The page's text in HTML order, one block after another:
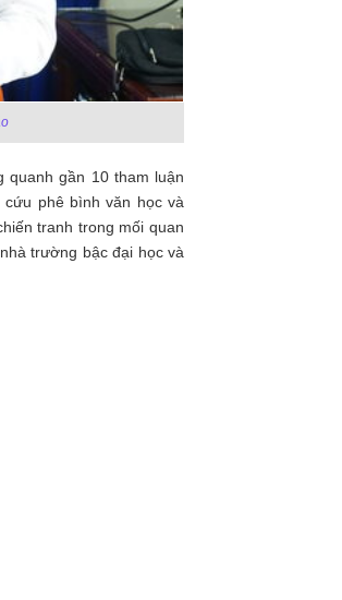
quanh gần 10 tham luận
phê bình văn học và
tranh trong mối quan
trường bậc đại học và